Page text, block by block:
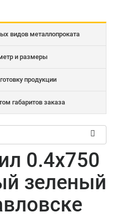
видов металлопроката
и размеры
продукции
габаритов заказа
0.4x750
зеленый